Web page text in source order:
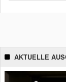
AKTUELLE